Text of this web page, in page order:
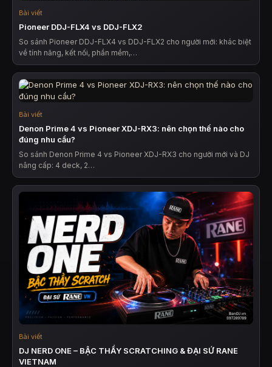
Bài viết
Pioneer DDJ-FLX4 vs DDJ-FLX2
So sánh Pioneer DDJ-FLX4 vs DDJ-FLX2 cho người mới: khác biệt
về tính năng, kết nối, phần mềm,…
Bài viết
Denon Prime 4 vs Pioneer XDJ-RX3: nên chọn thế nào cho
đúng nhu cầu?
So sánh Denon Prime 4 vs Pioneer XDJ-RX3 cho người mới và DJ
nâng cấp: 4 deck, 2…
Bài viết
DJ NERD ONE – BẬC THẦY SCRATCHING & ĐẠI SỨ RANE
VIETNAM